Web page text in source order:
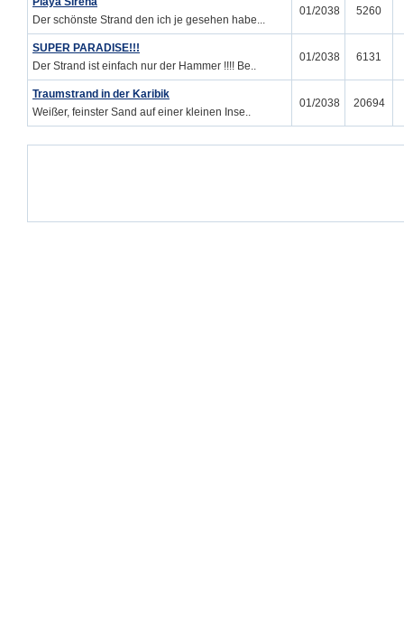
Der schönste Strand den ich je gesehen habe...
01/2038 5260
SUPER PARADISE!!!
Der Strand ist einfach nur der Hammer !!!! Be..
01/2038 6131
Traumstrand in der Karibik
Weißer, feinster Sand auf einer kleinen Inse..
01/2038 20694